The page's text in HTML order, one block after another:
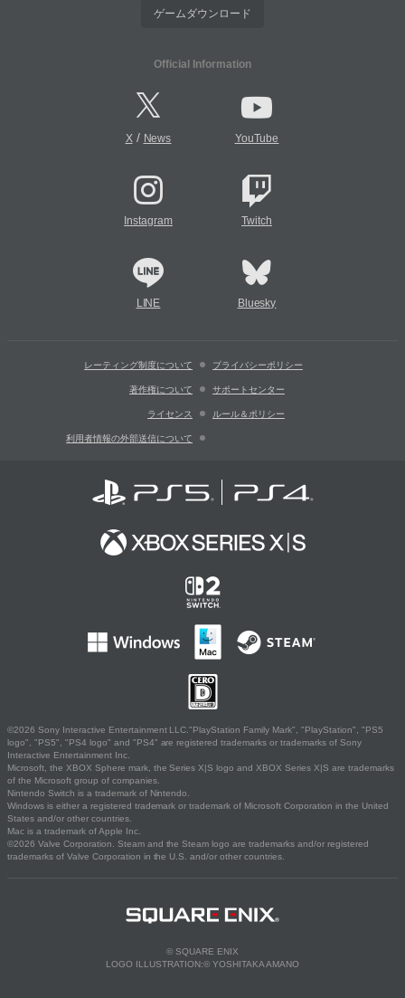
ゲームダウンロード
Official Information
X/ News YouTube
Instagram Twitch
LINE Bluesky
レーティング制度について プライバシーポリシー
著作権について サポートセンター
ライセンス ルール＆ポリシー
利用者情報の外部送信について
©2026 Sony Interactive Entertainment LLC."PlayStation Family Mark", "PlayStation", "PS5
logo", "PS5", "PS4 logo" and "PS4" are registered trademarks or trademarks of Sony
Interactive Entertainment Inc.
Microsoft, the XBOX Sphere mark, the Series X|S logo and XBOX Series X|S are trademarks
of the Microsoft group of companies.
Nintendo Switch is a trademark of Nintendo.
Windows is either a registered trademark or trademark of Microsoft Corporation in the United
States and/or other countries.
Mac is a trademark of Apple Inc.
©2026 Valve Corporation. Steam and the Steam logo are trademarks and/or registered
trademarks of Valve Corporation in the U.S. and/or other countries.
© SQUARE ENIX
LOGO ILLUSTRATION:© YOSHITAKA AMANO